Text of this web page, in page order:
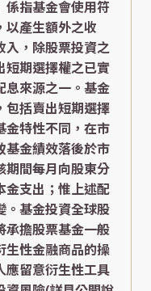
係指基金會使用符
以產生額外之收
入，除股票投資之
短期選擇權之已實
息來源之一。基金
包括賣出短期選擇
金特性不同，在市
基金績效落後於市
期間每月向股東分
金支出；惟上述配
。基金投資全球股
承擔股票基金一般
生性金融商品的操
應留意衍生性工具